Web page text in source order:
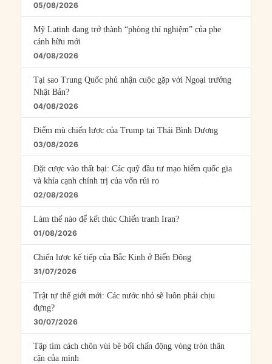
05/08/2026
Mỹ Latinh đang trở thành “phòng thí nghiệm” của phe
cánh hữu mới
04/08/2026
Tại sao Trung Quốc phủ nhận cuộc gặp với Ngoại trưởng
Nhật Bản?
04/08/2026
Điểm mù chiến lược của Trump tại Thái Bình Dương
03/08/2026
Đặt cược vào thất bại: Các quỹ đầu tư mạo hiểm quốc gia
và khía cạnh chính trị của vốn rủi ro
02/08/2026
Làm thế nào để kết thúc Chiến tranh Iran?
01/08/2026
Chiến lược kế tiếp của Bắc Kinh ở Biển Đông
31/07/2026
Trật tự thế giới mới: Các nước nhỏ sẽ luôn phải chịu
đựng?
30/07/2026
Tập tìm cách chôn vùi bê bối chấn động vòng tròn thân
cận của mình